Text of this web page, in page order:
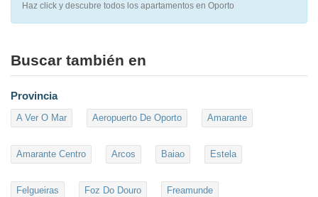
Haz click y descubre todos los apartamentos en Oporto
Buscar también en
Provincia
A Ver O Mar Aeropuerto De Oporto Amarante
Amarante Centro Arcos Baiao Estela
Felgueiras Foz Do Douro Freamunde